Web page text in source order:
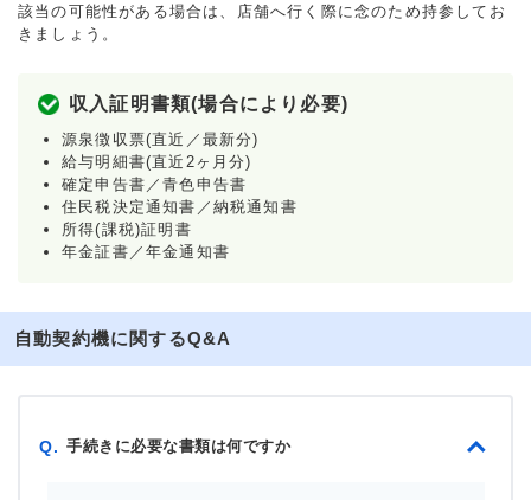
該当の可能性がある場合は、店舗へ行く際に念のため持参してお
きましょう。
収入証明書類(場合により必要)
源泉徴収票(直近／最新分)
給与明細書(直近2ヶ月分)
確定申告書／青色申告書
住民税決定通知書／納税通知書
所得(課税)証明書
年金証書／年金通知書
自動契約機に関するQ&A
Q. 手続きに必要な書類は何ですか